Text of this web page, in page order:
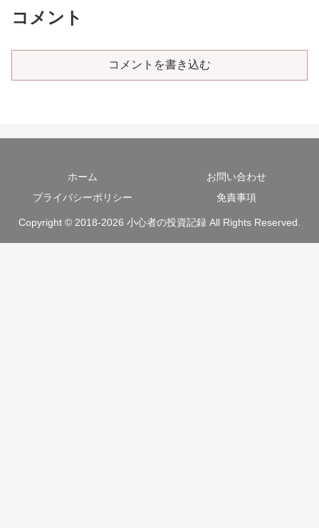
コメント
コメントを書き込む
ホーム
お問い合わせ
プライバシーポリシー
免責事項
Copyright © 2018-2026 小心者の投資記録 All Rights Reserved.